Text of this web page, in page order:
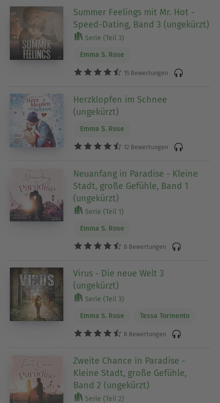
Summer Feelings mit Mr. Hot -
Speed-Dating, Band 3 (ungekürzt)
Serie (Teil 3)
Emma S. Rose
15 Bewertungen
Herzklopfen im Schnee
(ungekürzt)
Emma S. Rose
12 Bewertungen
Neuanfang in Paradise - Kleine
Stadt, große Gefühle, Band 1
(ungekürzt)
Serie (Teil 1)
Emma S. Rose
8 Bewertungen
Virus - Die neue Welt 3
(ungekürzt)
Serie (Teil 3)
Emma S. Rose Tessa Tormento
8 Bewertungen
Zweite Chance in Paradise -
Kleine Stadt, große Gefühle,
Band 2 (ungekürzt)
Serie (Teil 2)